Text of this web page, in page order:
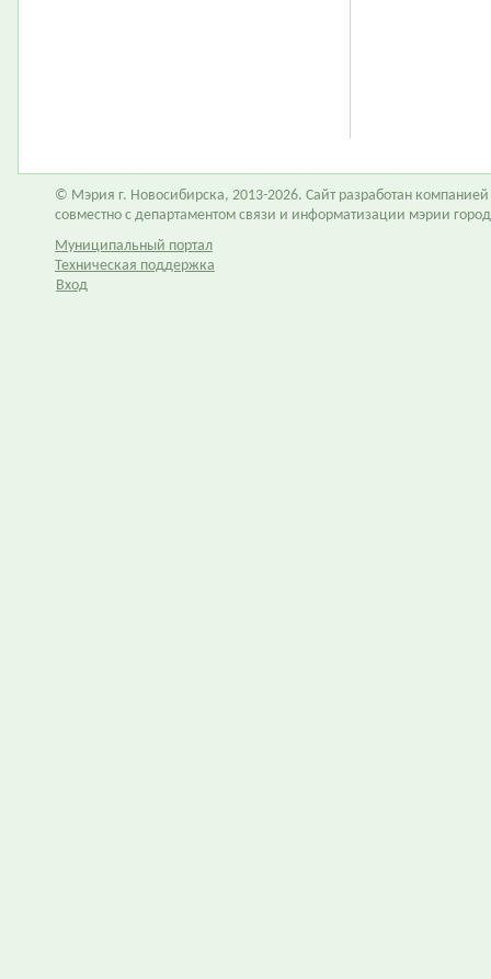
© Мэрия г. Новосибирска, 2013-2026. Сайт разработан компанией
совместно с департаментом связи и информатизации мэрии
Муниципальный портал
Техническая поддержка
Вход